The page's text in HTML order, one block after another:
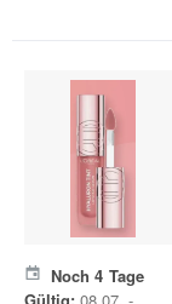
Noch 4 Tage